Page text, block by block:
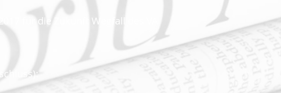
für die Zukunft Wegfall des VA